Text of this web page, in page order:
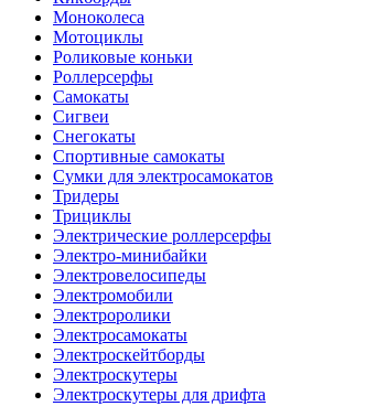
Моноколеса
Мотоциклы
Роликовые коньки
Роллерсерфы
Самокаты
Сигвеи
Снегокаты
Спортивные самокаты
Сумки для электросамокатов
Тридеры
Трициклы
Электрические роллерсерфы
Электро-минибайки
Электровелосипеды
Электромобили
Электроролики
Электросамокаты
Электроскейтборды
Электроскутеры
Электроскутеры для дрифта